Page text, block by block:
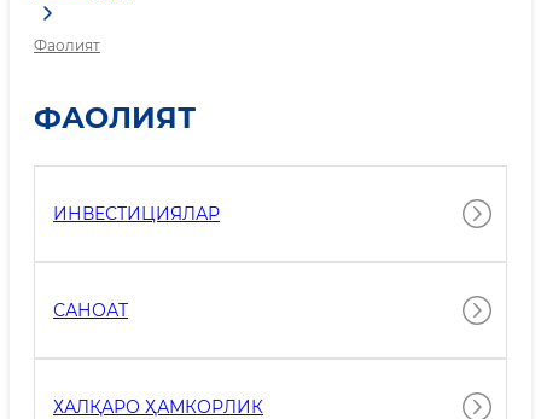
Фаолият
ФАОЛИЯТ
ИНВЕСТИЦИЯЛАР
САНОАТ
ХАЛҚАРО ҲАМКОРЛИК